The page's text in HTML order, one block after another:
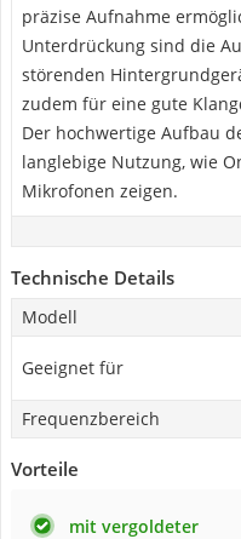
präzise Aufnahme
Unterdrückung sind die
störenden
zudem für eine gute
Der hochwertige Aufbau
langlebige Nutzung, wie
Mikrofonen zeigen.
Technische Details
Modell
Geeignet für
Frequenzbereich
Vorteile
mit vergoldeter